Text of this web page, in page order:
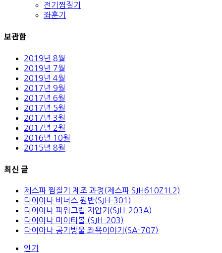
전기찜질기
좌훈기
보관함
2019년 8월
2019년 7월
2019년 4월
2017년 9월
2017년 6월
2017년 5월
2017년 3월
2017년 2월
2016년 10월
2015년 8월
최신 글
제스파 찜질기 제조 과정(제스파 SJH610Z1L2)
다이아나 비너스 원반(SJH-301)
다이아나 파워그립 지압기(SJH-203A)
다이아나 마이티볼 (SJH-203)
다이아나 공기방울 좌욕이야기(SA-707)
인기